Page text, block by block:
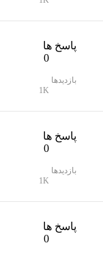
پاسخ ها
0
بازدیدها
1K
پاسخ ها
0
بازدیدها
1K
پاسخ ها
0